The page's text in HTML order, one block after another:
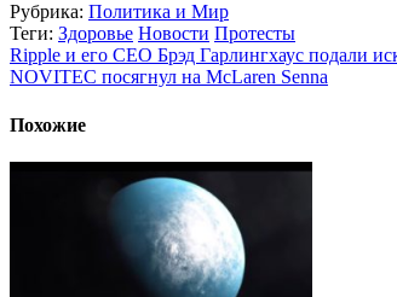
Рубрика: Политика и Мир
Теги: Здоровье Новости Протесты
Ripple и его CEO Брэд Гарлингхаус подали
NOVITEC посягнул на McLaren Senna
Похожие